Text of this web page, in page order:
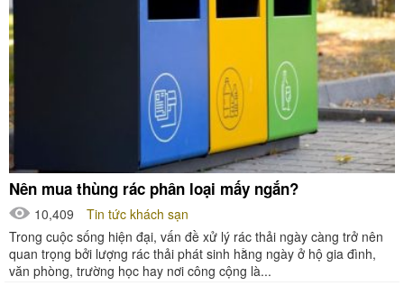
Nên mua thùng rác phân loại mấy ngắn?
10,409
Tin tức khách sạn
Trong cuộc sống hiện đại, vấn đề xử lý rác thải ngày càng trở nên
quan trọng bởi lượng rác thải phát sinh hằng ngày ở hộ gia đình,
văn phòng, trường học hay nơi công cộng là...